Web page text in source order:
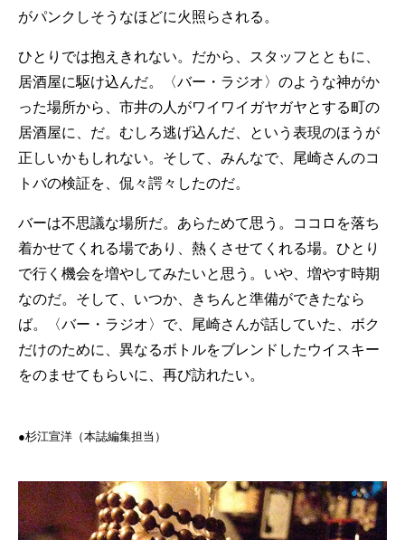
がパンクしそうなほどに火照らされる。
ひとりでは抱えきれない。だから、スタッフとともに、
居酒屋に駆け込んだ。〈バー・ラジオ〉のような神がか
った場所から、市井の人がワイワイガヤガヤとする町の
居酒屋に、だ。むしろ逃げ込んだ、という表現のほうが
正しいかもしれない。そして、みんなで、尾崎さんのコ
トバの検証を、侃々諤々したのだ。
バーは不思議な場所だ。あらためて思う。ココロを落ち
着かせてくれる場であり、熱くさせてくれる場。ひとり
で行く機会を増やしてみたいと思う。いや、増やす時期
なのだ。そして、いつか、きちんと準備ができたなら
ば。〈バー・ラジオ〉で、尾崎さんが話していた、ボク
だけのために、異なるボトルをブレンドしたウイスキー
をのませてもらいに、再び訪れたい。
●杉江宣洋（本誌編集担当）